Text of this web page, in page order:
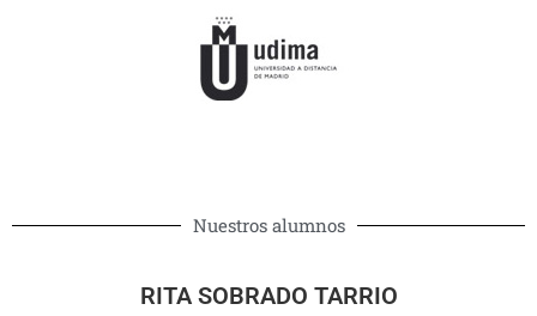
Nuestros alumnos
ELENA SACRISTÁN GARCÍA